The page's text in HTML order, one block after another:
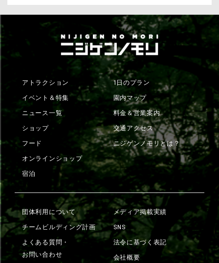
アトラクション
イベント＆特集
ニュース一覧
ショップ
フード
オンラインショップ
宿泊
1日のプラン
園内マップ
料金＆営業案内
交通アクセス
ニジゲンノモリとは？
団体利用について
チームビルディング計画
よくある質問・
お問い合わせ
メディア掲載実績
SNS
法令に基づく表記
会社概要